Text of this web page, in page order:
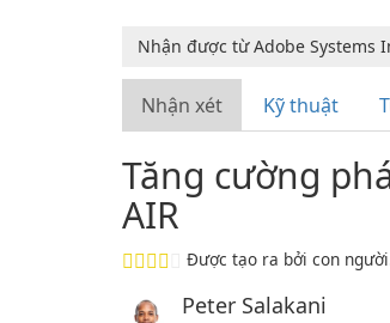
Nhận được từ Adobe Systems
Nhận xét Kỹ thuật
Tăng cường
AIR
Được tạo ra bởi con
Peter Salakani